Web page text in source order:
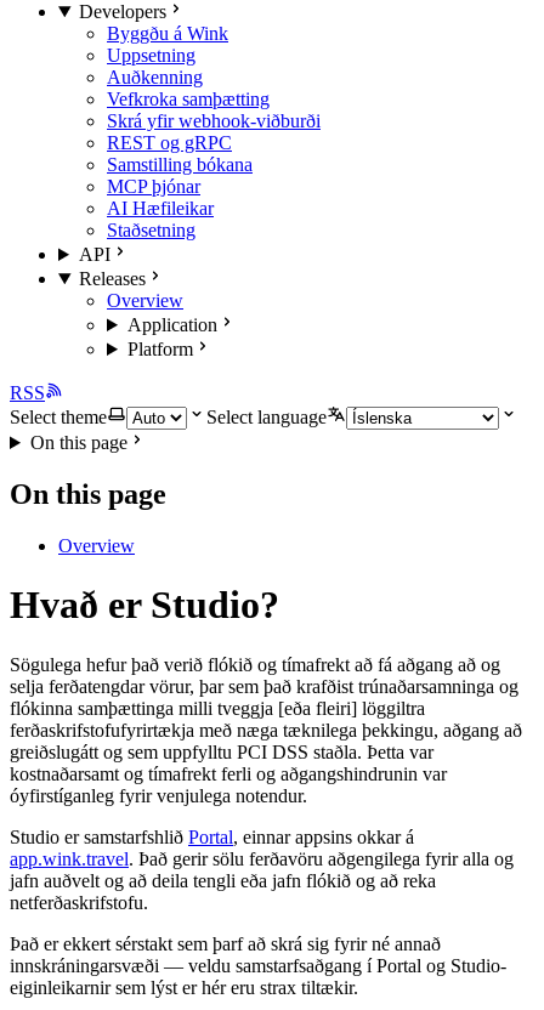
Developers
Byggðu á Wink
Uppsetning
Auðkenning
Vefkroka samþætting
Skrá yfir webhook-viðburði
REST og gRPC
Samstilling bókana
MCP þjónar
AI Hæfileikar
Staðsetning
API
Releases
Overview
Application
Platform
RSS
Select theme
Select language
On this page
On this page
Overview
Hvað er Studio?
Sögulega hefur það verið flókið og tímafrekt að fá aðgang að og
selja ferðatengdar vörur, þar sem það krafðist trúnaðarsamninga og
flókinna samþættinga milli tveggja [eða fleiri] löggiltra
ferðaskrifstofufyrirtækja með næga tæknilega þekkingu, aðgang að
greiðslugátt og sem uppfylltu PCI DSS staðla. Þetta var
kostnaðarsamt og tímafrekt ferli og aðgangshindrunin var
óyfirstíganleg fyrir venjulega notendur.
Studio er samstarfshlið Portal, einnar appsins okkar á
app.wink.travel. Það gerir sölu ferðavöru aðgengilega fyrir alla og
jafn auðvelt og að deila tengli eða jafn flókið og að reka
netferðaskrifstofu.
Það er ekkert sérstakt sem þarf að skrá sig fyrir né annað
innskráningarsvæði — veldu samstarfsaðgang í Portal og Studio-
eiginleikarnir sem lýst er hér eru strax tiltækir.